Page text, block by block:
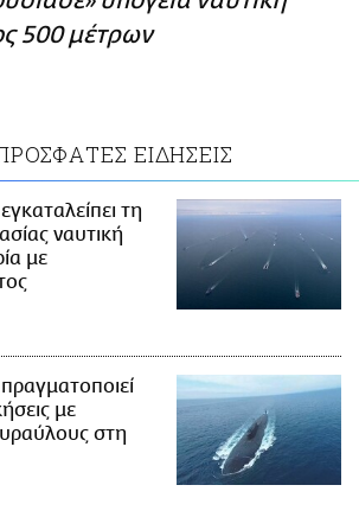
500 μέτρων
ΕΙΔΗΣΕΙΣ
τη
ναυτική
με
με
στη